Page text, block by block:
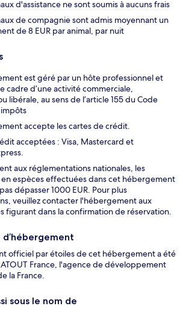
d'assistance ne sont soumis à aucuns frais
de compagnie sont admis moyennant un
de 8 EUR par animal, par nuit
est géré par un hôte professionnel et
cadre d’une activité commerciale,
libérale, au sens de l’article 155 du Code
accepte les cartes de crédit.
acceptées : Visa, Mastercard et
aux réglementations nationales, les
espèces effectuées dans cet hébergement
dépasser 1000 EUR. Pour plus
veuillez contacter l'hébergement aux
figurant dans la confirmation de réservation.
officiel par étoiles de cet hébergement a été
France, l'agence de développement
la France.
sous le nom de